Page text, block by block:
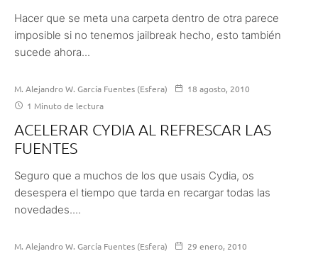
Hacer que se meta una carpeta dentro de otra parece
imposible si no tenemos jailbreak hecho, esto también
sucede ahora...
M. Alejandro W. García Fuentes (Esfera)
18 agosto, 2010
1 Minuto de lectura
ACELERAR CYDIA AL REFRESCAR LAS
FUENTES
Seguro que a muchos de los que usais Cydia, os
desespera el tiempo que tarda en recargar todas las
novedades....
M. Alejandro W. García Fuentes (Esfera)
29 enero, 2010